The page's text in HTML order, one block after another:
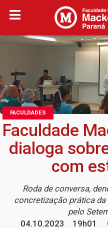
FACULDADES
Faculdade
dialoga
com
Roda de conversa,
concretização prática
pelo
04.10.2023
19h01